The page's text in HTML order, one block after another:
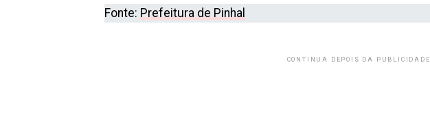
Fonte: Prefeitura de Pinhal
CONTINUA DEPOIS DA PUBLICIDADE